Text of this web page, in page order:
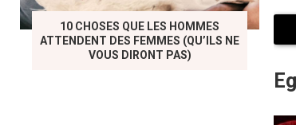
10 CHOSES QUE LES HOMMES
ATTENDENT DES FEMMES (QU’ILS NE
VOUS DIRONT PAS)